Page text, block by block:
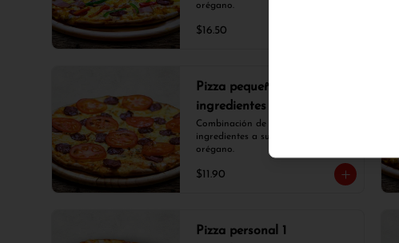
orégano.
$16.50
Pizza pequeña 2
ingredientes 6 porciones
Combinación de queso , dos
ingredientes a su elección  y
orégano.
$11.90
Pizza personal 1